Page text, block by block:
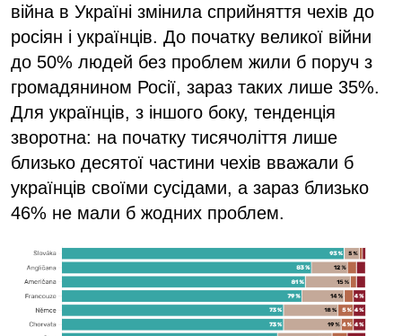
війна в Україні змінила сприйняття чехів до
росіян і українців. До початку великої війни
до 50% людей без проблем жили б поруч з
громадянином Росії, зараз таких лише 35%.
Для українців, з іншого боку, тенденція
зворотна: на початку тисячоліття лише
близько десятої частини чехів вважали б
українців своїми сусідами, а зараз близько
46% не мали б жодних проблем.